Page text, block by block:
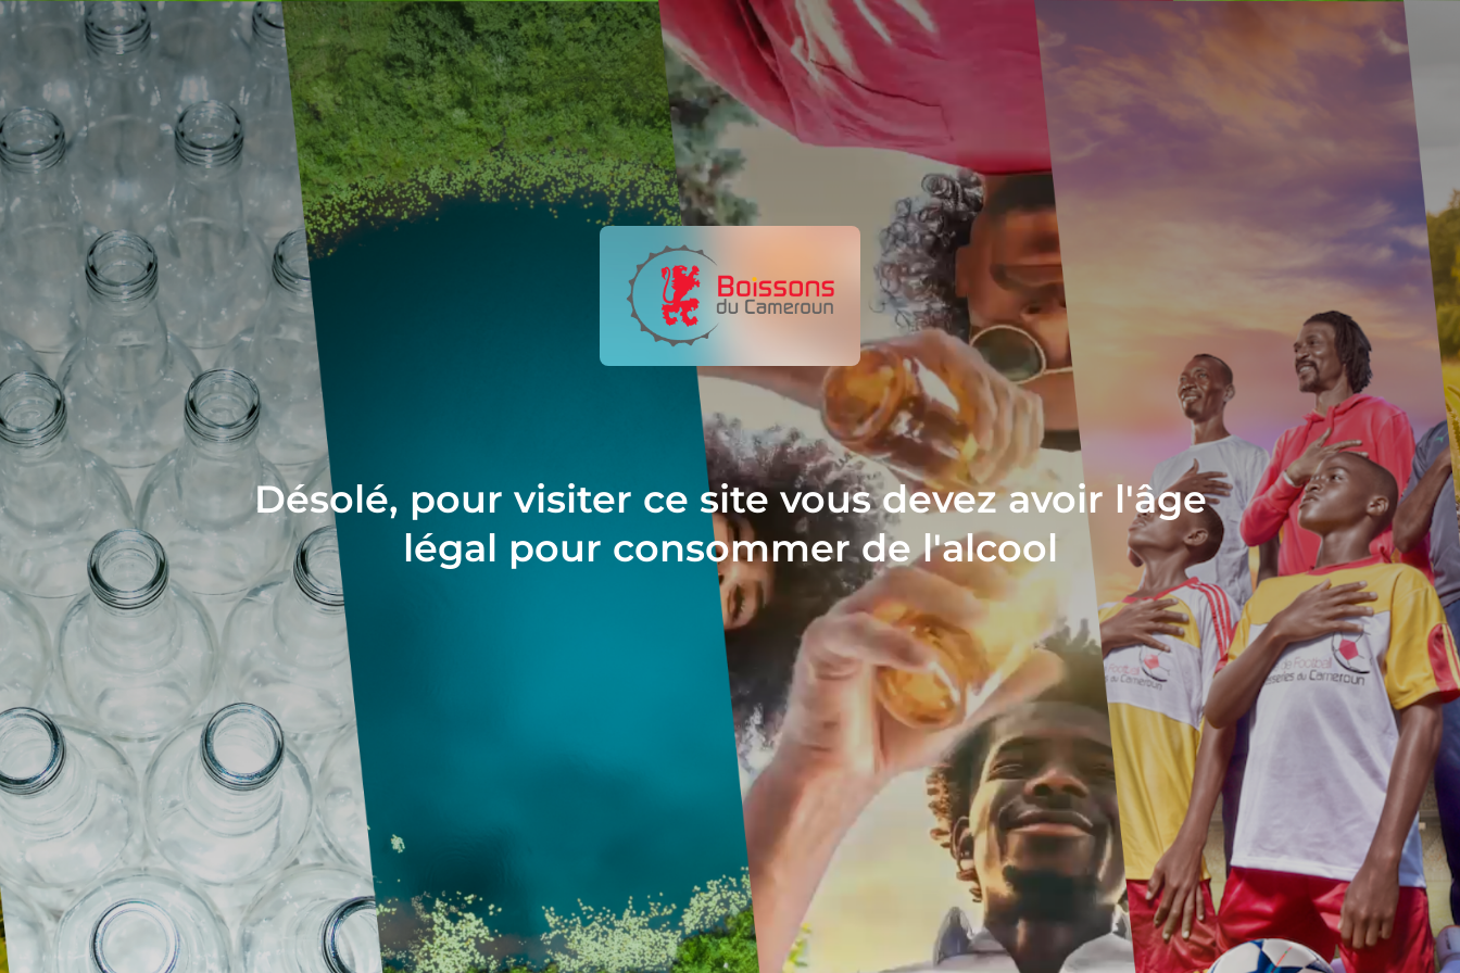
Désolé, pour visiter ce site vous devez avoir l'âge
légal pour consommer de l'alcool